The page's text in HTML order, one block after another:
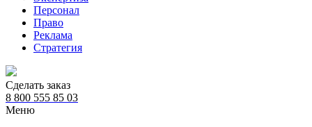
Персонал
Право
Реклама
Стратегия
Сделать заказ
8 800 555 85 03
Меню